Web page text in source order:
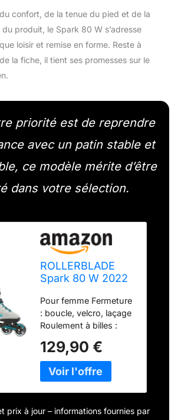
confort, de la tenue du pied et de la
produit, le Spark 80 W s’adresse
loisir et remise en forme. Reste à
la fiche, il tient ses promesses sur le
priorité est de reprendre
avec un patin stable et
ce modèle mérite d’être
dans votre sélection.
ROLLERBLADE
Spark 80 W 2022
Gris/Turquoise
Taille 38,5
Pour femme Fermeture
: boucle, velcro, laçage
Roulement à billes :
des roulettes : 80 mm
129,90 €
prix à jour – informations fournies par